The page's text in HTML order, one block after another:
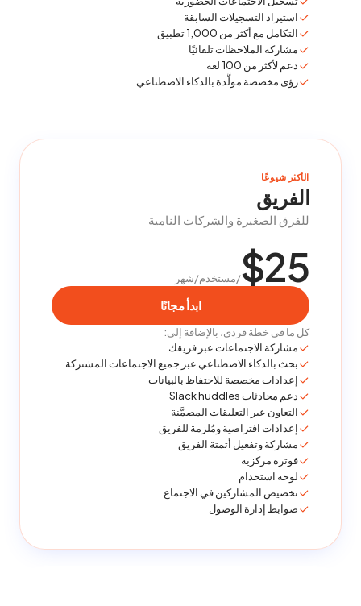
استيراد التسجيلات السابقة
التكامل مع أكثر من 1,000 تطبيق
مشاركة الملاحظات تلقائيًا
دعم لأكثر من 100 لغة
رؤى مخصصة مولَّدة بالذكاء الاصطناعي
الأكثر شيوعًا
الفريق
للفرق الصغيرة والشركات النامية
$25/مستخدم/شهر
ابدأ مجانًا
كل ما في خطة فردي، بالإضافة إلى:
مشاركة الاجتماعات عبر فريقك
بحث بالذكاء الاصطناعي عبر جميع الاجتماعات المشتركة
إعدادات مخصصة للاحتفاظ بالبيانات
دعم محادثات Slack huddles
التعاون عبر التعليقات المضمَّنة
إعدادات افتراضية ومُلزمة للفريق
مشاركة وتفعيل أتمتة الفريق
فوترة مركزية
لوحة استخدام
تخصيص المشاركين في الاجتماع
ضوابط إدارة الوصول